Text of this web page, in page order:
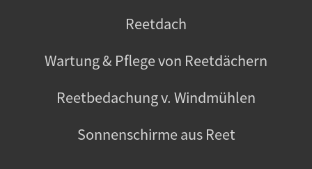
Reetdach
Wartung & Pflege von Reetdächern
Reetbedachung v. Windmühlen
Sonnenschirme aus Reet